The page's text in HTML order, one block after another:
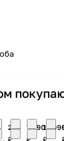
290
₽
7 490
₽
15
₽